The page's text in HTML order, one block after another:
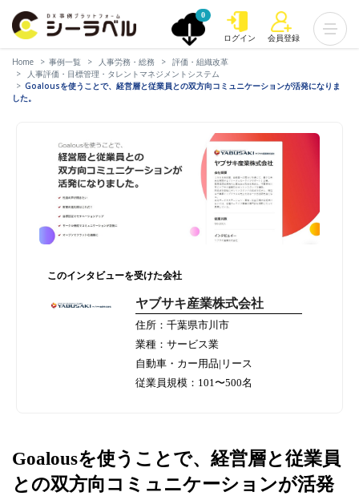
0
ログイン 会員登録
Home 事例一覧 人事労務・総務
評価・組織改革
人事評価・目標管理・タレントマネジメントシステム
Goalousを使うことで、経営層と従業員との双方向コミュニケーションが活発になりま
した。
このインタビューを受けた会社
ヤブサキ産業株式会社
住所：千葉県市川市
業種：サービス業
自動車・カー用品|リース
従業員規模：101〜500名
Goalousを使うことで、経営層と従業員
との双方向コミュニケーションが活発